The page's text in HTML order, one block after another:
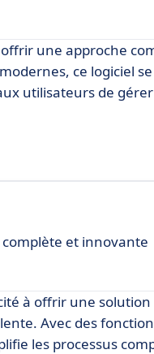
une approche
ce logiciel
utilisateurs de
et innovante
à offrir une
Avec des
les processus